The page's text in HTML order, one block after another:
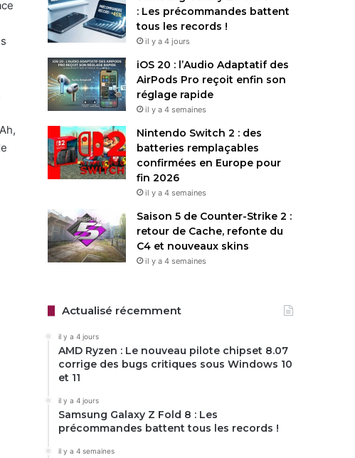
: Les précommandes battent
tous les records !
il y a 4 jours
iOS 20 : l’Audio Adaptatif des
AirPods Pro reçoit enfin son
réglage rapide
il y a 4 semaines
Nintendo Switch 2 : des
batteries remplaçables
confirmées en Europe pour
fin 2026
il y a 4 semaines
Saison 5 de Counter-Strike 2 :
retour de Cache, refonte du
C4 et nouveaux skins
il y a 4 semaines
Actualisé récemment
il y a 4 jours
AMD Ryzen : Le nouveau pilote chipset 8.07
corrige des bugs critiques sous Windows 10
et 11
il y a 4 jours
Samsung Galaxy Z Fold 8 : Les
précommandes battent tous les records !
il y a 4 semaines